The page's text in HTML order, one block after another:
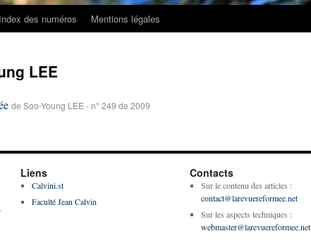
Index des numéros Mentions légales
LEE
de Soo-Young LEE - n° 249 de 2009
Liens
Calvini.st
Faculté Jean Calvin
Contacts
Sur le contenu des articles :
contact@larevuereformee.net
Sur les aspects techniques :
webmaster@larevuereformee.net